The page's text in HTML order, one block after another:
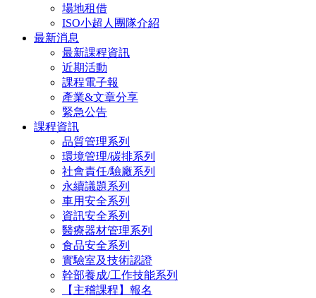
場地租借
ISO小超人團隊介紹
最新消息
最新課程資訊
近期活動
課程電子報
產業&文章分享
緊急公告
課程資訊
品質管理系列
環境管理/碳排系列
社會責任/驗廠系列
永續議題系列
車用安全系列
資訊安全系列
醫療器材管理系列
食品安全系列
實驗室及技術認證
幹部養成/工作技能系列
【主稽課程】報名